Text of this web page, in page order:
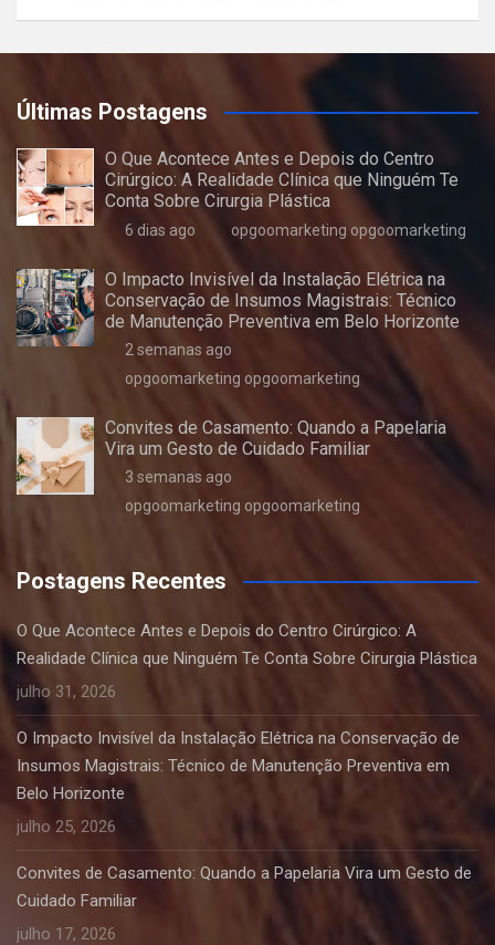
Últimas Postagens
O Que Acontece Antes e Depois do Centro
Cirúrgico: A Realidade Clínica que Ninguém Te
Conta Sobre Cirurgia Plástica
6 dias ago opgoomarketing opgoomarketing
O Impacto Invisível da Instalação Elétrica na
Conservação de Insumos Magistrais: Técnico
de Manutenção Preventiva em Belo Horizonte
2 semanas ago
opgoomarketing opgoomarketing
Convites de Casamento: Quando a Papelaria
Vira um Gesto de Cuidado Familiar
3 semanas ago
opgoomarketing opgoomarketing
Postagens Recentes
O Que Acontece Antes e Depois do Centro Cirúrgico: A
Realidade Clínica que Ninguém Te Conta Sobre Cirurgia Plástica
julho 31, 2026
O Impacto Invisível da Instalação Elétrica na Conservação de
Insumos Magistrais: Técnico de Manutenção Preventiva em
Belo Horizonte
julho 25, 2026
Convites de Casamento: Quando a Papelaria Vira um Gesto de
Cuidado Familiar
julho 17, 2026